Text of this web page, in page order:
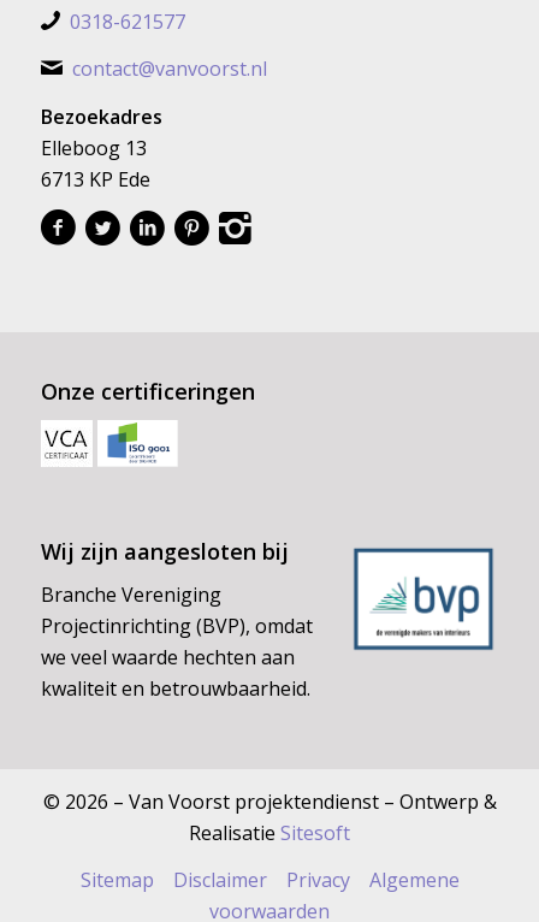
0318-621577
contact@vanvoorst.nl
Bezoekadres
Elleboog 13
6713 KP Ede
Onze certificeringen
Wij zijn aangesloten bij
Branche Vereniging
Projectinrichting (BVP), omdat
we veel waarde hechten aan
kwaliteit en betrouwbaarheid.
© 2026 – Van Voorst projektendienst – Ontwerp &
Realisatie Sitesoft
Sitemap
Disclaimer Privacy
Algemene
voorwaarden